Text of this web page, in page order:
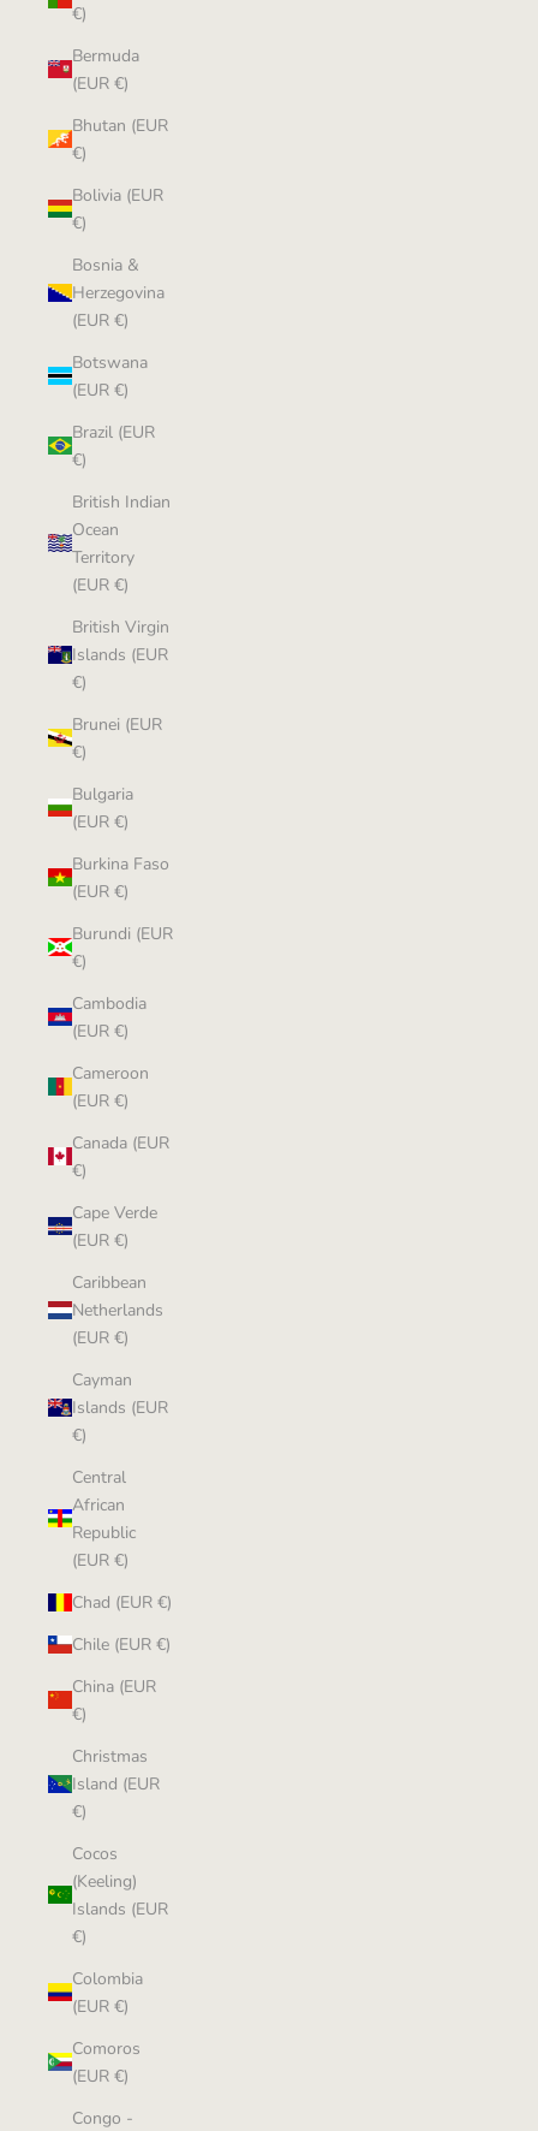
€)
Bermuda
(EUR €)
Bhutan (EUR
€)
Bolivia (EUR
€)
Bosnia &
Herzegovina
(EUR €)
Botswana
(EUR €)
Brazil (EUR
€)
British Indian
Ocean
Territory
(EUR €)
British Virgin
Islands (EUR
€)
Brunei (EUR
€)
Bulgaria
(EUR €)
Burkina Faso
(EUR €)
Burundi (EUR
€)
Cambodia
(EUR €)
Cameroon
(EUR €)
Canada (EUR
€)
Cape Verde
(EUR €)
Caribbean
Netherlands
(EUR €)
Cayman
Islands (EUR
€)
Central
African
Republic
(EUR €)
Chad (EUR €)
Chile (EUR €)
China (EUR
€)
Christmas
Island (EUR
€)
Cocos
(Keeling)
Islands (EUR
€)
Colombia
(EUR €)
Comoros
(EUR €)
Congo -